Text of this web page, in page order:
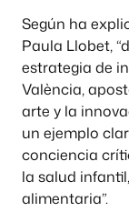
Según ha
Paula Llobet,
estrategia de
València,
arte y la
un ejemplo
conciencia
la salud
alimentaria”.